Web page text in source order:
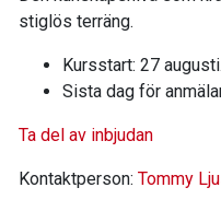
stiglös terräng.
Kursstart: 27 augusti.
Sista dag för
Ta del av inbjudan
Kontaktperson: Tommy